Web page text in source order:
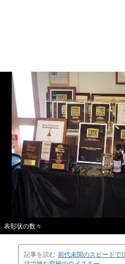
表彰状の数々
記事を読む 前代未聞のスピード